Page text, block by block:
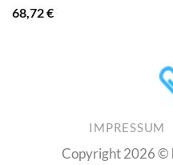
68,72€
IMPRESSUM
Copyright 2026 ©